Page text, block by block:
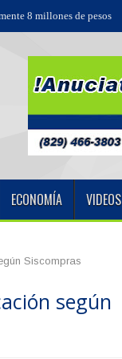
ECONOMÍA VIDEOS
Siscompras
según